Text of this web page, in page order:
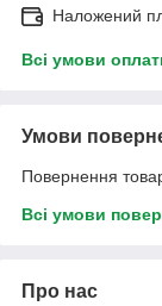
Наложений
Всі умови
Умови
Повернення
Всі умови
Про нас